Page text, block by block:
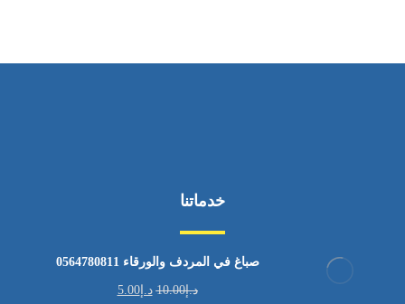
خدماتنا
صباغ في المردف والورقاء 0564780811
د.إ10.00 د.إ5.00